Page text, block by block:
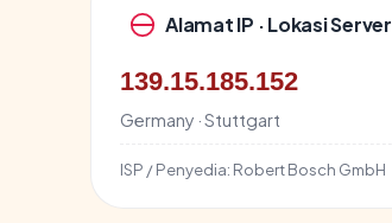
Alamat IP · Lokasi Server
139.15.185.152
Germany · Stuttgart
ISP / Penyedia: Robert Bosch GmbH